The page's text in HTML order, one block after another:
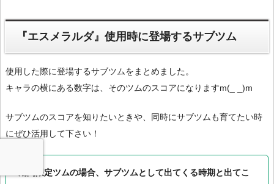
『エスメラルダ』使用時に登場するサブツム
使用した際に登場するサブツムをまとめました。
キャラの横にある数字は、そのツムのスコアになりますm(_ _)m
サブツムのスコアを知りたいときや、同時にサブツムも育てたい時
にぜひ活用して下さい！
期間限定ツムの場合、サブツムとして出てくる時期と出てこ